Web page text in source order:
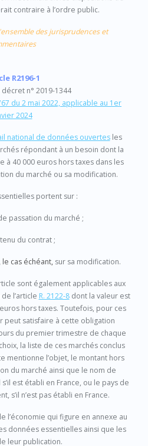
contraire à l’ordre public.
des jurisprudences et
R2196-1
n° 2019-1344
du 2 mai 2022, applicable au 1er
2024
national de données ouvertesles
répondant à un besoin dont la
à 40 000 euros hors taxes dans les
du marché ou sa modification.
portent sur :
passation du marché ;
du contrat ;
le cas échéant, sur sa modification.
sont également applicables aux
l’article R. 2122-8dont la valeur est
hors taxes. Toutefois, pour ces
peut satisfaire à cette obligation
du premier trimestre de chaque
la liste de ces marchés conclus
mentionne l’objet, le montant hors
du marché ainsi que le nom de
est établi en France, ou le pays de
s’il n’est pas établi en France.
l’économie qui figure en annexe au
données essentielles ainsi que les
leur publication.